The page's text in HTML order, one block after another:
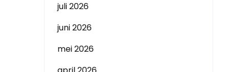
juli 2026
juni 2026
mei 2026